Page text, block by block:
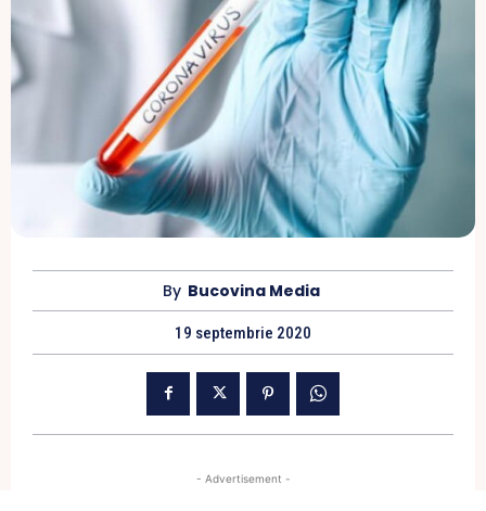
By Bucovina Media
19 septembrie 2020
- Advertisement -